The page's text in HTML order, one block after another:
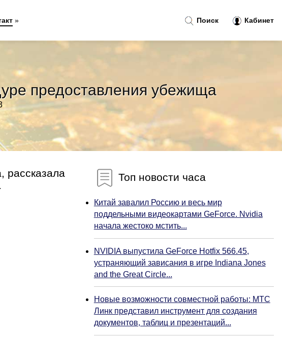
предоставления убежища
рассказала
Топ новости часа
Китай завалил Россию и весь мир
поддельными видеокартами GeForce. Nvidia
начала жестоко мстить...
NVIDIA выпустила GeForce Hotfix 566.45,
устраняющий зависания в игре Indiana Jones
and the Great Circle...
Новые возможности совместной работы: МТС
Линк представил инструмент для создания
документов, таблиц и презентаций...
Поиск Кабинет
»